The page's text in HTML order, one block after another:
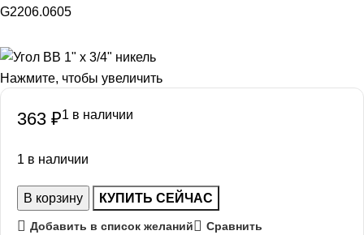
G2206.0605
Нажмите, чтобы увеличить
363 ₽1 в наличии
1 в наличии
В корзину КУПИТЬ СЕЙЧАС
Добавить в список желаний Сравнить